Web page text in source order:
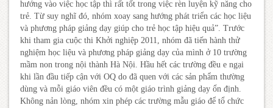
hướng vào việc học tập thì rất tốt trong việc rèn luyện kỹ năng cho
trẻ. Từ suy nghĩ đó, nhóm xoay sang hướng phát triển các học liệu
và phương pháp giảng dạy giúp cho trẻ học tập hiệu quả”. Trước
khi tham gia cuộc thi Khởi nghiệp 2011, nhóm đã tiến hành thử
nghiệm học liệu và phương pháp giảng dạy của mình ở 10 trường
mầm non trong nội thành Hà Nội. Hầu hết các trường đều e ngại
khi lần đầu tiếp cận với OQ do đã quen với các sản phẩm thường
dùng và mỗi giáo viên đều có một giáo trình giảng dạy ổn định.
Không nản lòng, nhóm xin phép các trường mẫu giáo để tổ chức